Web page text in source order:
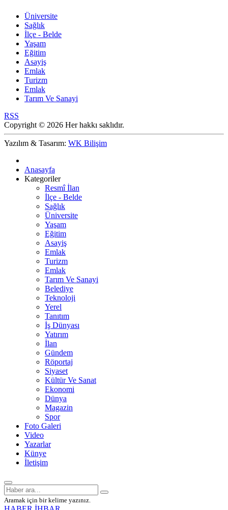
Üniversite
Sağlık
İlçe - Belde
Yaşam
Eğitim
Asayiş
Emlak
Turizm
Emlak
Tarım Ve Sanayi
RSS
Copyright © 2026 Her hakkı saklıdır.
Yazılım & Tasarım: WK Bilişim
Anasayfa
Kategoriler
Resmî İlan
İlçe - Belde
Sağlık
Üniversite
Yaşam
Eğitim
Asayiş
Emlak
Turizm
Emlak
Tarım Ve Sanayi
Belediye
Teknoloji
Yerel
Tanıtım
İş Dünyası
Yatırım
İlan
Gündem
Röportaj
Siyaset
Kültür Ve Sanat
Ekonomi
Dünya
Magazin
Spor
Foto Galeri
Video
Yazarlar
Künye
İletişim
Aramak için bir kelime yazınız.